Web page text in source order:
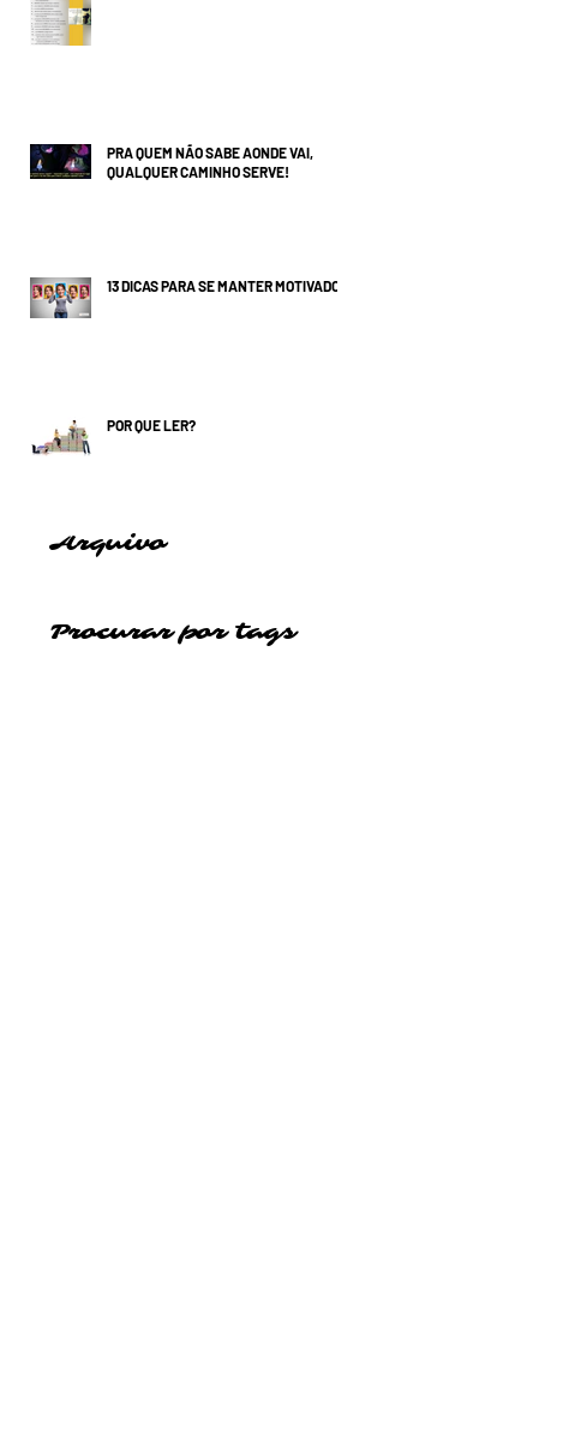
PRA QUEM NÃO SABE AONDE VAI,
QUALQUER CAMINHO SERVE!
13 DICAS PARA SE MANTER MOTIVADO
POR QUE LER?
Arquivo
Procurar por tags